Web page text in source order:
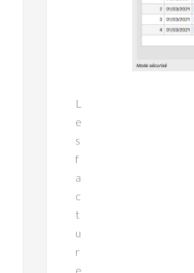
L
e
s
f
a
c
t
u
r
e